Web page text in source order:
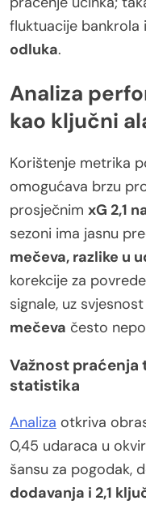
fluktuacije bankrola i
odluka.
Analiza
kao ključni
Korištenje metrika
omogućava brzu
prosječnim xG 2,1
sezoni ima jasnu
mečeva, razlike u
korekcije za
signale, uz
mečeva često
Važnost
statistika
Analiza otkriva
0,45 udaraca u
šansu za pogodak,
dodavanja i 2,1